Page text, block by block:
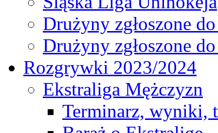
Drużyny zgłoszone
Drużyny zgłoszone
Rozgrywki 2023/2024
Ekstraliga Mężczyzn
Terminarz, wyniki,